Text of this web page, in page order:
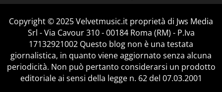
Copyright © 2025 Velvetmusic.it proprietà di Jws Media
Srl - Via Cavour 310 - 00184 Roma (RM) - P.Iva
17132921002 Questo blog non è una testata
giornalistica, in quanto viene aggiornato senza alcuna
periodicità. Non può pertanto considerarsi un prodotto
editoriale ai sensi della legge n. 62 del 07.03.2001